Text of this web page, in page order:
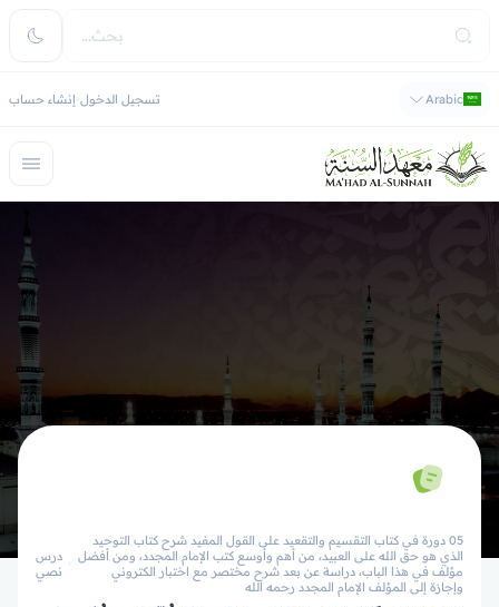
Arabic تسجيل الدخول إنشاء حساب
05 دورة في كتاب التقسيم والتقعيد على القول المفيد شرح كتاب التوحيد
الذي هو حق الله على العبيد، من أهم وأوسع كتب الإمام المجدد، ومن أفضل
مؤلف في هذا الباب، دراسة عن بعد شرح مختصر مع اختبار الكتروني
وإجازة إلى المؤلف الإمام المجدد رحمه الله
درس
نصي